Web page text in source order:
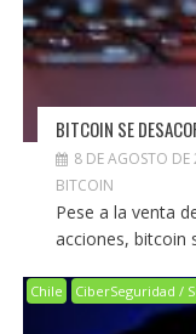
BITCOIN SE
8 DE AGOSTO
BITCOIN
Pese a la venta
acciones, bitcoin
Chile CiberSeguridad /